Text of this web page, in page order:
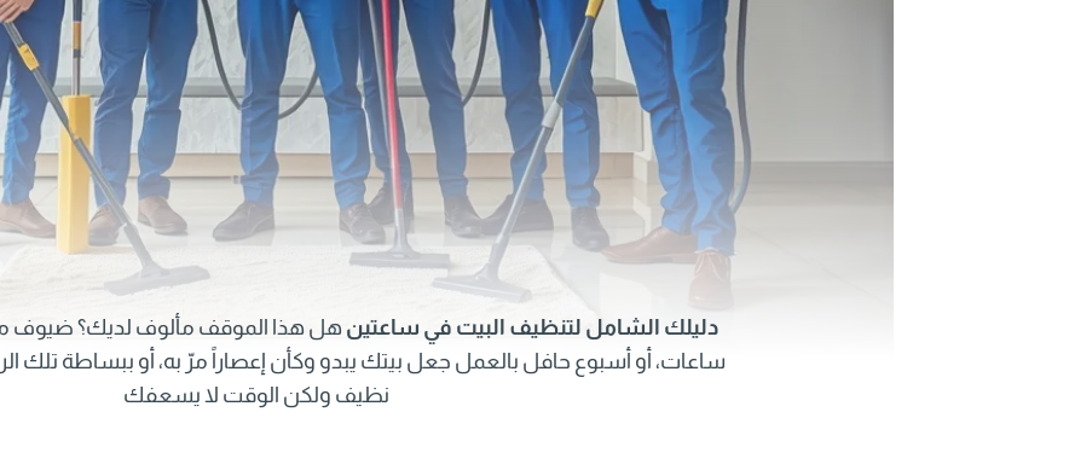
دليلك الشامل لتنظيف البيت في ساعتين هل هذا الموقف مألوف لديك؟ ضيوف
ساعات، أو أسبوع حافل بالعمل جعل بيتك يبدو وكأن إعصاراً مرّ به، أو ببساطة تلك
نظيف ولكن الوقت لا يسعفك